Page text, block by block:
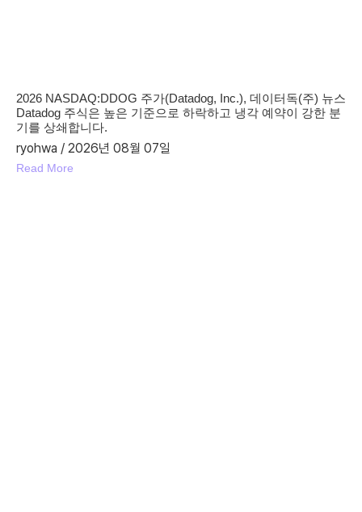
2026 NASDAQ:DDOG 주가(Datadog, Inc.), 데이터독(주) 뉴스
Datadog 주식은 높은 기준으로 하락하고 냉각 예약이 강한 분
기를 상쇄합니다.
ryohwa 2026년 08월 07일
Read More